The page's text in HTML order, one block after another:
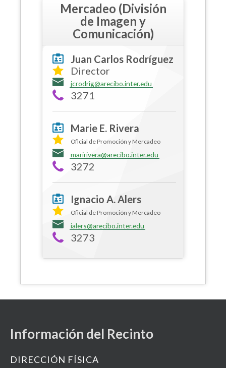
Mercadeo (División
de Imagen y
Comunicación)
Juan Carlos Rodríguez
Director
jcrodrig@arecibo.inter.edu
3271
Marie E. Rivera
Oficial de Promoción y Mercadeo
maririvera@arecibo.inter.edu
3272
Ignacio A. Alers
Oficial de Promoción y Mercadeo
ialers@arecibo.inter.edu
3273
Información del Recinto
DIRECCIÓN FÍSICA